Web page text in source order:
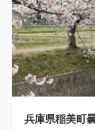
兵庫県稲美町